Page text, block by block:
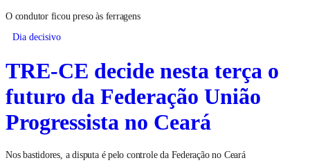
O condutor ficou preso às ferragens
Dia decisivo
TRE-CE decide nesta terça o
futuro da Federação União
Progressista no Ceará
Nos bastidores, a disputa é pelo controle da Federação no Ceará